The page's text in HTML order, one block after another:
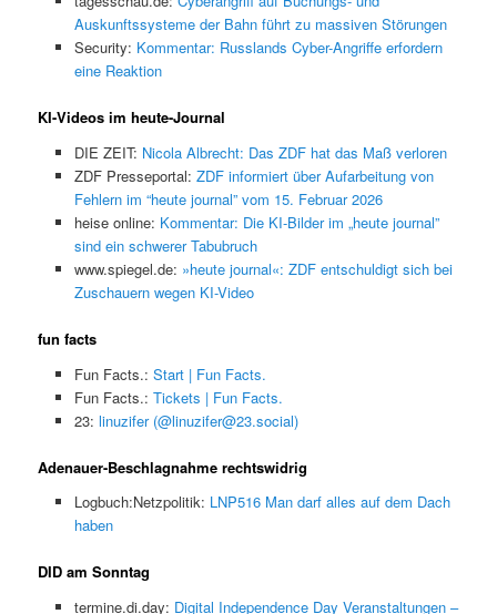
Auskunftssysteme der Bahn führt zu massiven Störungen
Security: Kommentar: Russlands Cyber-Angriffe erfordern
eine Reaktion
KI-Videos im heute-Journal
DIE ZEIT: Nicola Albrecht: Das ZDF hat das Maß verloren
ZDF Presseportal: ZDF informiert über Aufarbeitung von
Fehlern im “heute journal” vom 15. Februar 2026
heise online: Kommentar: Die KI-Bilder im „heute journal”
sind ein schwerer Tabubruch
www.spiegel.de: »heute journal«: ZDF entschuldigt sich bei
Zuschauern wegen KI-Video
fun facts
Fun Facts.: Start | Fun Facts.
Fun Facts.: Tickets | Fun Facts.
23: linuzifer (@linuzifer@23.social)
Adenauer-Beschlagnahme rechtswidrig
Logbuch:Netzpolitik: LNP516 Man darf alles auf dem Dach
haben
DID am Sonntag
termine.di.day: Digital Independence Day Veranstaltungen –